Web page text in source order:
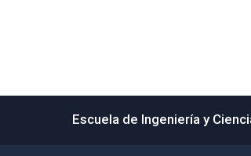
Escuela de Ingeniería y